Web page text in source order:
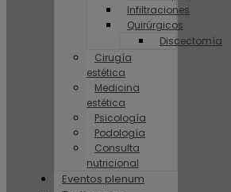
Infiltraciones
Quirúrgicos
Discectomía
Cirugía
estética
Medicina
estética
Psicología
Podología
Consulta
nutricional
Eventos plenum